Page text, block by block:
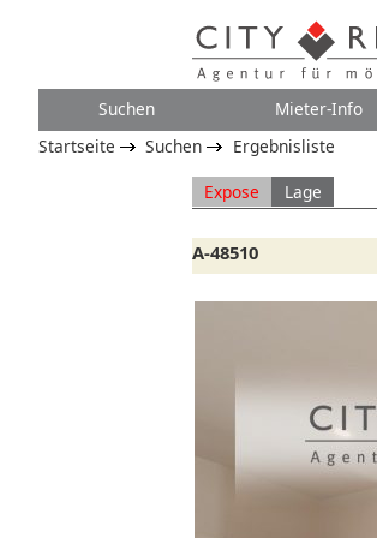
Suchen Mieter-Info
Startseite Suchen
Ergebnisliste
Expose
Lage
A-48510